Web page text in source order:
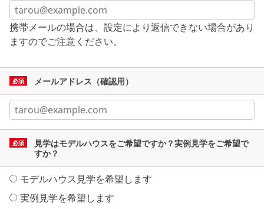
携帯メールの場合は、設定により返信できない場合があり
ますのでご注意ください。
メールアドレス（確認用）
見学はモデルハウスをご希望ですか？実例見学をご希望で
すか？
モデルハウス見学を希望します
実例見学を希望します